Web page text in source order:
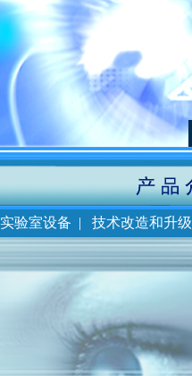
实验室设备 | 技术改造和升级